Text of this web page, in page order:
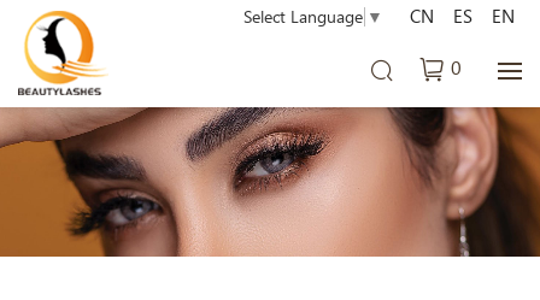
Select Language ▼
0
CN ES EN